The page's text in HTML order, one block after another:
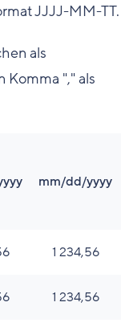
JJJJ-MM-TT.
als
Komma "," als
mm/dd/yyyy
1 234,56
1 234,56